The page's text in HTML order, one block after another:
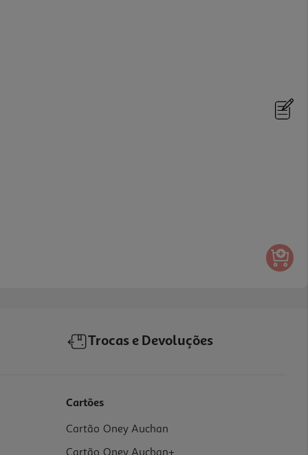
Trocas e Devoluções
Cartões
Cartão Oney Auchan
Cartão Oney Auchan+